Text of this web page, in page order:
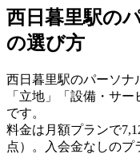
西日暮里駅の
の選び方
西日暮里駅のパーソナ
「立地」「設備・サ
です。
料金は月額プランで
点）。入会金なしの